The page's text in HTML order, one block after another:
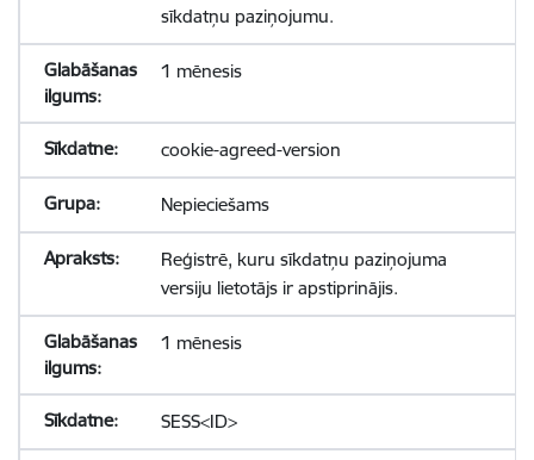
sīkdatņu paziņojumu.
1 mēnesis
cookie-agreed-version
Nepieciešams
Reģistrē, kuru sīkdatņu paziņojuma
versiju lietotājs ir apstiprinājis.
1 mēnesis
SESS<ID>